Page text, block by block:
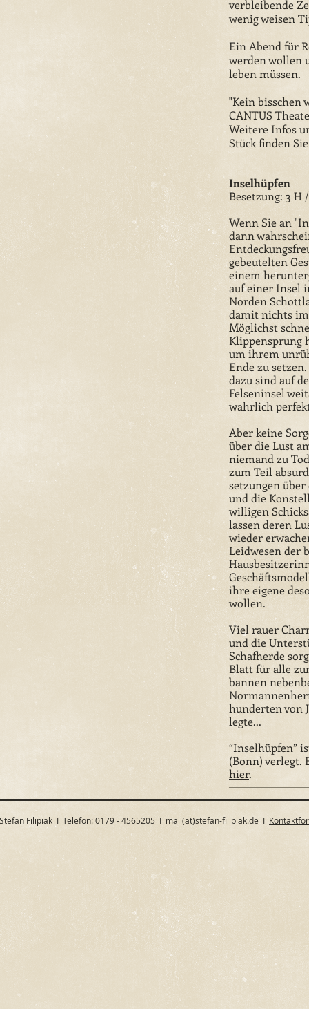
verbleibende
wenig weisen
Ein Abend für
werden wollen
leben müssen.
"Kein bisschen
CANTUS
Weitere Infos
Stück finden
Inselhüpfen
Besetzung: 3 H
Wenn Sie an
dann
gebeutelten
einem
auf einer Insel
Norden
damit nichts
Möglichst
Klippensprung
um ihrem
Ende zu
dazu sind auf
Felseninsel
wahrlich
Aber keine
über die Lust
niemand zu
zum Teil
setzungen
und die
willigen
lassen deren
wieder
Leidwesen der
ihre eigene
wollen.
Viel rauer
und die
Schafherde
Blatt für alle
bannen
hunderten von
legte...
“Inselhüpfen”
(Bonn) verlegt.
hier.
Stefan Filipiak I Telefon: 0179 - 4565205 I mail(at)stefan-filipiak.de I